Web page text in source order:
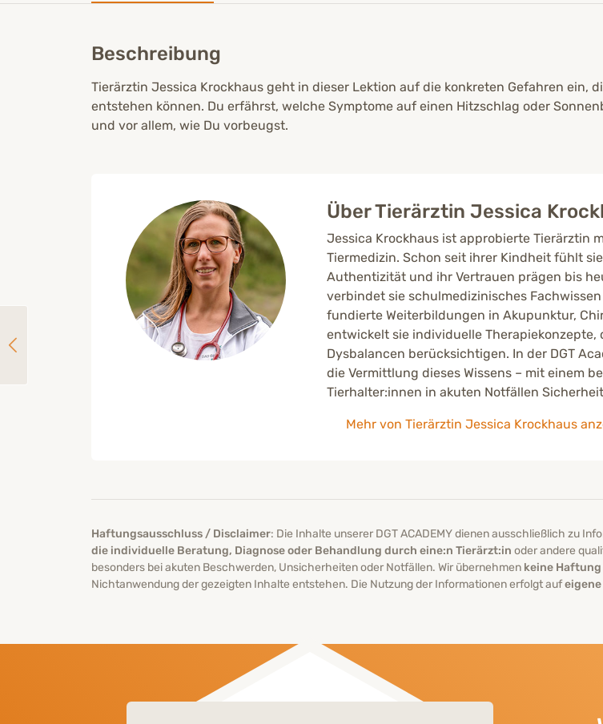
Beschreibung
Tierärztin Jessica Krockhaus geht in dieser Lektion auf die konkreten Gefahren ein,
entstehen können. Du erfährst, welche Symptome auf einen Hitzschlag oder
und vor allem, wie Du vorbeugst.
Über Tierärztin Jessica
Jessica Krockhaus ist approbierte Tierärztin
Tiermedizin. Schon seit ihrer Kindheit fühlt
Authentizität und ihr Vertrauen prägen bis
verbindet sie schulmedizinisches
fundierte Weiterbildungen in Akupunktur,
entwickelt sie individuelle
Dysbalancen berücksichtigen. In der DGT
die Vermittlung dieses Wissens – mit einem
Tierhalter:innen in akuten Notfällen
Mehr von Tierärztin Jessica Krockhaus
Haftungsausschluss / Disclaimer: Die Inhalte unserer DGT ACADEMY dienen ausschließlich zu
die individuelle Beratung, Diagnose oder Behandlung durch eine:n Tierärzt:in oder andere
besonders bei akuten Beschwerden, Unsicherheiten oder Notfällen. Wir übernehmen keine
Nichtanwendung der gezeigten Inhalte entstehen. Die Nutzung der Informationen erfolgt auf